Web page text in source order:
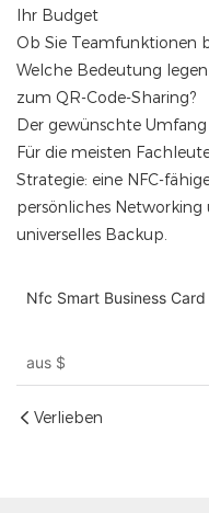
Ihr Budget
Ob Sie Teamfunktionen
Welche Bedeutung
zum QR-Code-Sharing?
Der gewünschte Umfang
Für die meisten
Strategie: eine NFC-
persönliches Networking
universelles Backup.
Nfc Smart Business Card
aus $
Verlieben